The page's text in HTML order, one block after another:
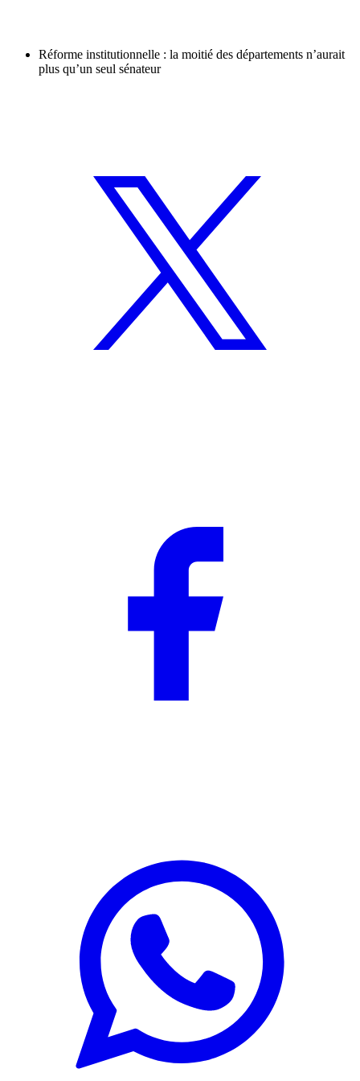
Réforme institutionnelle : la moitié des départements n’aurait
plus qu’un seul sénateur